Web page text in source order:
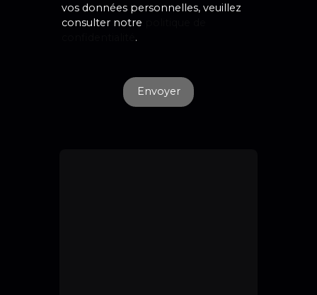
vos données personnelles, veuillez
consulter notre
.
Envoyer